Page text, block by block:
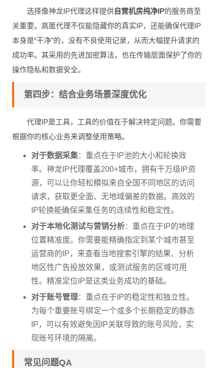
选择像神龙IP代理这样提供自营机房纯净IP的服务商至
关重要。高匿代理不仅能隐藏你的真实IP，还能确保代理IP
本身是“干净”的，没有不良使用记录，从而大幅提升请求的
成功率。其采用的先进加密算法，也在传输层面保护了你的
操作隐私和数据安全。
第四步：结合业务场景深度优化
代理IP是工具，工具的价值在于解决特定问题。你需要
根据你的核心业务来调整使用策略。
对于数据采集：重点在于IP池的大小和轮换效
率。神龙IP代理覆盖200+城市，拥有千万级IP资
源，可以让你轻松模拟来自全国不同地区的访问
请求，获取更全面、无地域偏差的数据。高效的
IP轮换能确保采集任务的连续性和稳定性。
对于本地化测试与营销分析：重点在于IP的地理
位置精准度。你需要能精确指定到某个城市甚至
运营商的IP，来查看当地搜索引擎的结果、分析
地区性广告投放效果，或测试服务的区域可用
性。精准定位IP是这类业务成功的基础。
对于账号管理：重点在于IP的稳定性和独立性。
为每个重要账号绑定一个或多个长期稳定的静态
IP，可以有效避免因IP关联导致的账号风险，实
现账号环境的隔离。
常见问题QA